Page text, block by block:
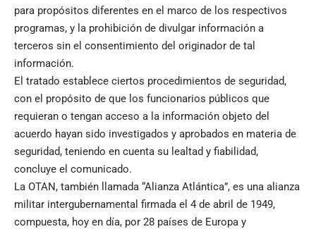
para propósitos diferentes en el marco de los respectivos
programas, y la prohibición de divulgar información a
terceros sin el consentimiento del originador de tal
información.
El tratado establece ciertos procedimientos de seguridad,
con el propósito de que los funcionarios públicos que
requieran o tengan acceso a la información objeto del
acuerdo hayan sido investigados y aprobados en materia de
seguridad, teniendo en cuenta su lealtad y fiabilidad,
concluye el comunicado.
La OTAN, también llamada “Alianza Atlántica”, es una alianza
militar intergubernamental firmada el 4 de abril de 1949,
compuesta, hoy en día, por 28 países de Europa y